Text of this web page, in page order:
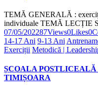
TEMĂ GENERALĂ :
individuale TEMĂ LECȚIE
07/05/202287Views0Likes0
14-17 Ani 9-13 Ani
Exerciții Metodică |
ȘCOALA POSTLICEALĂ
TIMIȘOARA